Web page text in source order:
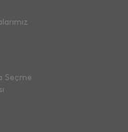
Seçme